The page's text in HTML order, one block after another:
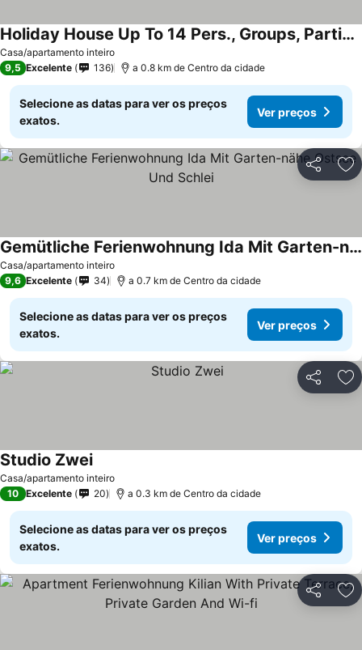
Casa/apartamento inteiro
Holiday House Up To 14 Pers., Groups, Parties, Families, Standalone, Kappeln, Baltic Sea
9,5 Excelente 136 a 0.8 km de Centro da cidade
Selecione as datas para ver os preços
exatos.
Ver preços
Partilhar
Casa/apartamento inteiro
Gemütliche Ferienwohnung Ida Mit Garten-nähe Ostsee Und Schlei
9,6 Excelente 34 a 0.7 km de Centro da cidade
Selecione as datas para ver os preços
exatos.
Ver preços
Partilhar
Casa/apartamento inteiro
Studio Zwei
10 Excelente 20 a 0.3 km de Centro da cidade
Selecione as datas para ver os preços
exatos.
Ver preços
Partilhar